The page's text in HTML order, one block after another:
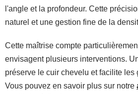
l'angle et la profondeur. Cette
naturel et une gestion fine de la
Cette maîtrise compte
envisagent plusieurs interventions.
préserve le cuir chevelu et facilite les
Vous pouvez en savoir plus sur notre